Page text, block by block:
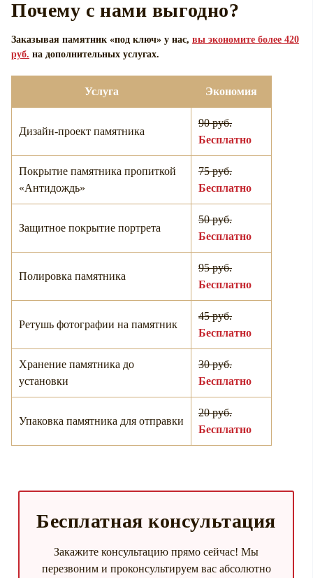
Почему с нами выгодно?
Заказывая памятник «под ключ» у нас, вы экономите более 420
руб. на дополнительных услугах.
Услуга Экономия
Дизайн-проект памятника
90 руб.
Бесплатно
Покрытие памятника пропиткой
«Антидождь»
75 руб.
Бесплатно
Защитное покрытие портрета
50 руб.
Бесплатно
Полировка памятника
95 руб.
Бесплатно
Ретушь фотографии на памятник
45 руб.
Бесплатно
Хранение памятника до
установки
30 руб.
Бесплатно
Упаковка памятника для отправки
20 руб.
Бесплатно
Бесплатная консультация
Закажите консультацию прямо сейчас! Мы
перезвоним и проконсультируем вас абсолютно